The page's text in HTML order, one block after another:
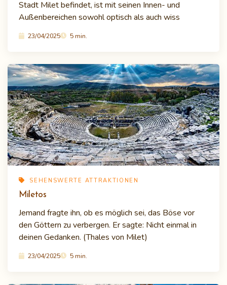
Stadt Milet befindet, ist mit seinen Innen- und
Außenbereichen sowohl optisch als auch wiss
23/04/2025 5 min.
SEHENSWERTE ATTRAKTIONEN
Miletos
Jemand fragte ihn, ob es möglich sei, das Böse vor
den Göttern zu verbergen. Er sagte: Nicht einmal in
deinen Gedanken. (Thales von Milet)
23/04/2025 5 min.